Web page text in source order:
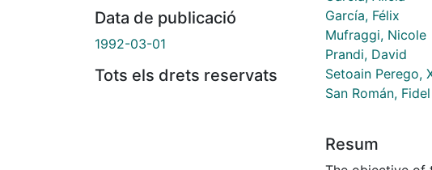
Data de publicació
1992-03-01
Tots els drets reservats
García, Félix
Mufraggi, Nicole
Prandi, David
Setoain Perego,
San Román, Fidel
Resum